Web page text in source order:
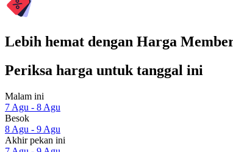
Lebih hemat dengan Harga
Periksa harga untuk tanggal ini
Malam ini
7 Agu - 8 Agu
Besok
8 Agu - 9 Agu
Akhir pekan ini